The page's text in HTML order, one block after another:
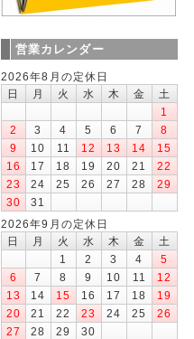
営業カレンダー
2026年8月の定休日
日
月 火 水 木 金
土
1
2
3 4 5 6 7
8
9
10 11 12 13 14
15
16
17 18 19 20 21
22
23
24 25 26 27 28
29
30
31
2026年9月の定休日
日
月 火 水 木 金
土
1
2 3 4
5
6
7 8 9 10 11
12
13
14 15 16 17 18
19
20
21 22 23 24 25
26
27
28 29
30